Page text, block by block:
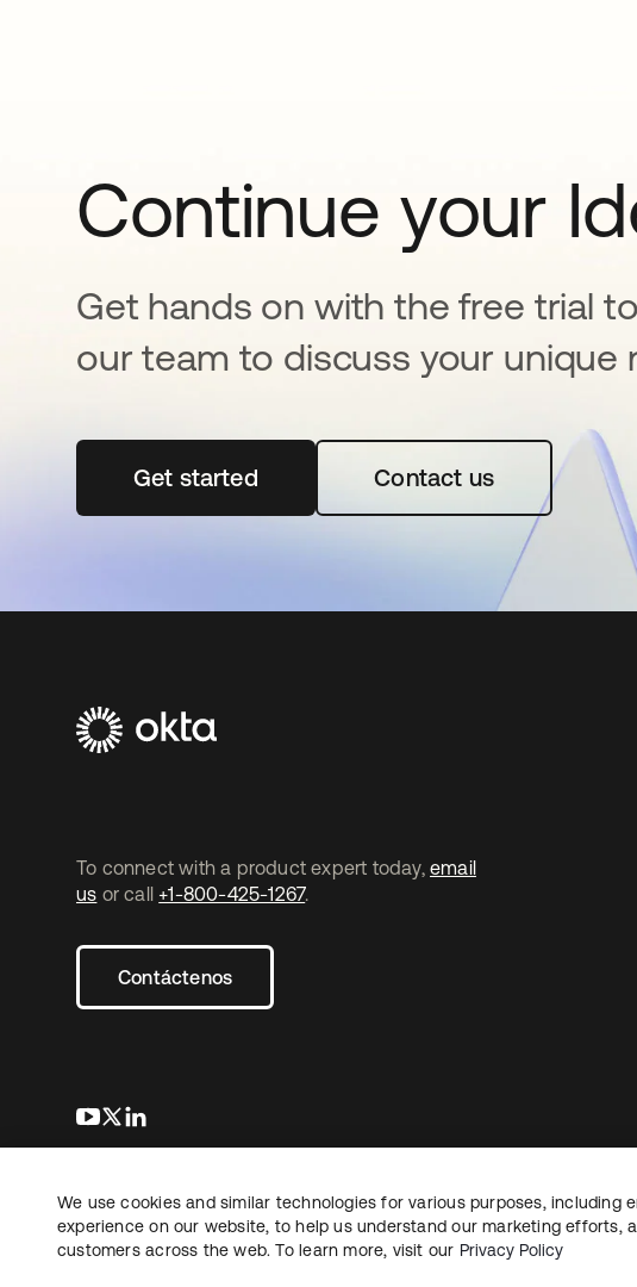
Continue your
Get hands on with the free trial
our team to discuss your unique
Get startedse abre en una pestaña nueva
Contact us
To connect with a product expert today, email
us or call +1-800-425-1267.
Contáctenos
se abre en una pestaña nueva
se abre en una pestaña nueva
Información legal
Sus opciones de
Copyright © 2026 Okta. Todos los derechos
reservados.
We use cookies and similar technologies for various purposes, including
experience on our website, to help us understand our marketing efforts,
customers across the web. To learn more, visit our Privacy Policy